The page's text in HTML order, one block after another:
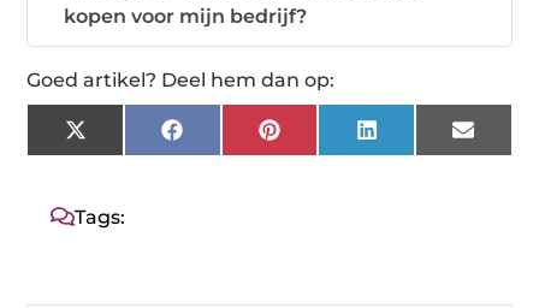
kopen voor mijn bedrijf?
Goed artikel? Deel hem dan op:
X
(Twitter)
FacebookPinterestLinkedIn Email
Tags: